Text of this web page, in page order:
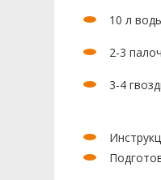
10 л
2-3
3-4